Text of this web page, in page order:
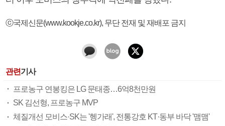
ⓒ국제신문(www.kookje.co.kr), 무단 전재 및 재배포 금지
관련기사
프로농구 연봉킹은 LG 문태종…6억8천만원
SK 김선형, 프로농구 MVP
체질개선 모비스·SK는 '헹가래', 전통강호 KT·동부 바닥 '맴맴'